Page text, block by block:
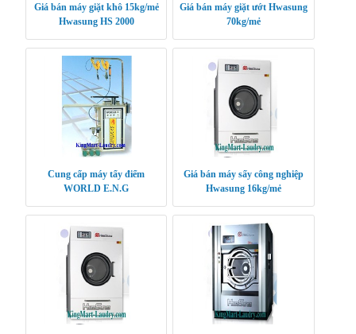
Giá bán máy giặt khô 15kg/mẻ
Hwasung HS 2000
Giá bán máy giặt ướt Hwasung
70kg/mẻ
Cung cấp máy tẩy điểm
WORLD E.N.G
Giá bán máy sấy công nghiệp
Hwasung 16kg/mẻ